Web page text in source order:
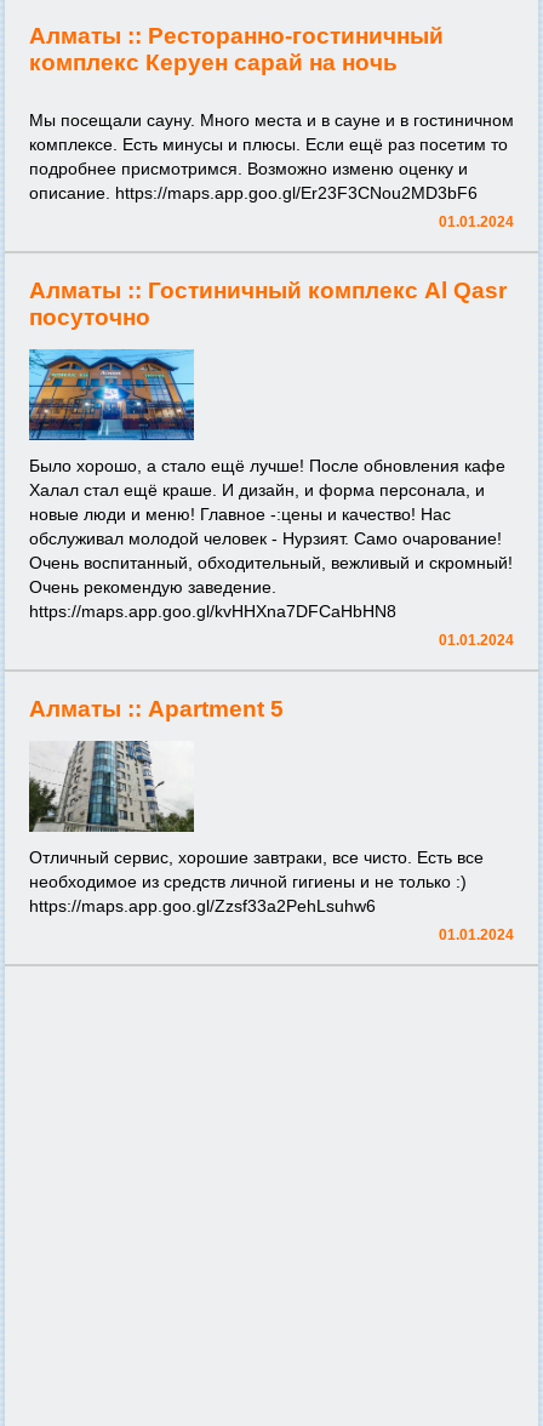
Алматы :: Ресторанно-гостиничный
комплекс Керуен сарай на ночь
Мы посещали сауну. Много места и в сауне и в гостиничном
комплексе. Есть минусы и плюсы. Если ещё раз посетим то
подробнее присмотримся. Возможно изменю оценку и
описание. https://maps.app.goo.gl/Er23F3CNou2MD3bF6
01.01.2024
Алматы :: Гостиничный комплекс Al Qasr
посуточно
Было хорошо, а стало ещё лучше! После обновления кафе
Халал стал ещё краше. И дизайн, и форма персонала, и
новые люди и меню! Главное -:цены и качество! Нас
обслуживал молодой человек - Нурзият. Само очарование!
Очень воспитанный, обходительный, вежливый и скромный!
Очень рекомендую заведение.
https://maps.app.goo.gl/kvHHXna7DFCaHbHN8
01.01.2024
Алматы :: Apartment 5
Отличный сервис, хорошие завтраки, все чисто. Есть все
необходимое из средств личной гигиены и не только :)
https://maps.app.goo.gl/Zzsf33a2PehLsuhw6
01.01.2024